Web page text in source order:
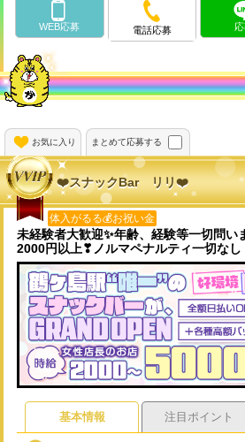
WEB応募 電話応募
お気に入り まとめて応募する
❤️スナックBar リリ❤️
体入がるる💰お祝い金
未経験者大歓迎✨年齢、経験等一切問い
2000円以上❣ノルマペナルティ一切なし
基本情報 注目ポイント